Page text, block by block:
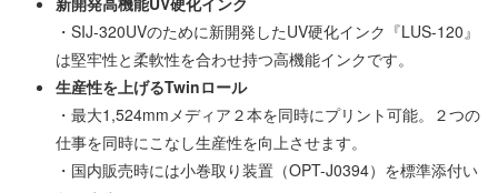
・SIJ-320UVのために新開発したUV硬化インク『LUS-120』
は堅牢性と柔軟性を合わせ持つ高機能インクです。
生産性を上げるTwinロール
・最大1,524mmメディア２本を同時にプリント可能。２つの
仕事を同時にこなし生産性を向上させます。
・国内販売時には小巻取り装置（OPT-J0394）を標準添付い